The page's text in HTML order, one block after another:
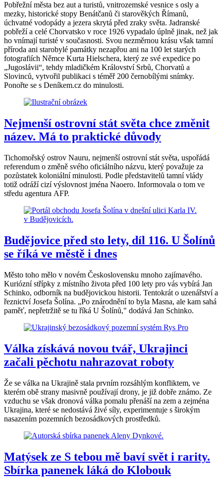
Pobřežní města bez aut a turistů, vnitrozemské vesnice s osly a
mezky, historické stopy Benátčanů či starověkých Římanů,
úchvatné vodopády a jezera skrytá před zraky světa. Jadranské
pobřeží a celé Chorvatsko v roce 1926 vypadalo úplně jinak, než jak
ho vnímají turisté v současnosti. Svou nezměrnou krásu však tamní
příroda ani starobylé památky nezapřou ani na 100 let starých
fotografiích Němce Kurta Hielschera, který ze své expedice po
„Jugoslávii“, tehdy mladičkém Království Srbů, Chorvatů a
Slovinců, vytvořil publikaci s téměř 200 černobílými snímky.
Ponořte se s Deníkem.cz do minulosti.
Nejmenší ostrovní stát světa chce změnit
název. Má to praktické důvody
Tichomořský ostrov Nauru, nejmenší ostrovní stát světa, uspořádá
referendum o změně svého oficiálního názvu, který považuje za
pozůstatek koloniální minulosti. Podle představitelů tamní vlády
totiž odráží cizí výslovnost jména Naoero. Informovala o tom ve
středu agentura AFP.
Budějovice před sto lety, díl 116. U Šolínů
se říká ve městě i dnes
Město toho mělo v novém Československu mnoho zajímavého.
Kuriózní střípky z místního života před 100 lety pro vás vybírá Jan
Schinko, odborník na budějovickou historii. Tentokrát o uzenářství a
řeznictví Josefa Šolína. „Po znárodnění to byla Masna, ale kam sahá
paměť, nepřetržitě se tu říká U Šolínů," dodává Jan Schinko.
Válka získává novou tvář, Ukrajinci
začali pěchotu nahrazovat roboty
Že se válka na Ukrajině stala prvním rozsáhlým konfliktem, ve
kterém obě strany masivně používají drony, je již dobře známo. Ze
vzduchu se však dronová válka pomalu přenáší na zem a zejména
Ukrajina, které se nedostává živé síly, experimentuje s širokým
nasazením pozemních bezosádkových prostředků.
Matýsek ze S tebou mě baví svět i rarity.
Sbírka panenek láká do Klobouk